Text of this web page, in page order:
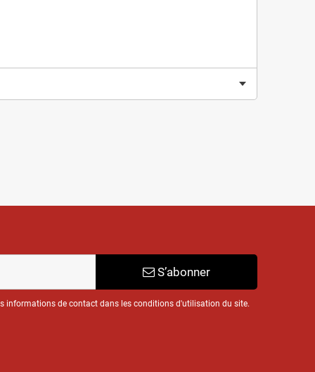
S’abonner
informations de contact dans les conditions d'utilisation du site.